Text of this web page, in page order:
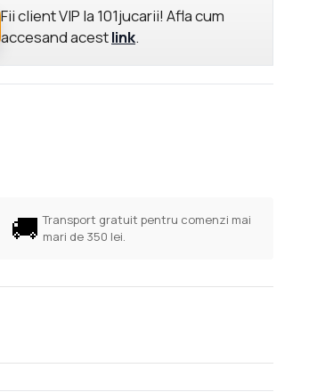
Fii client VIP la 101jucarii! Afla cum
accesand acestlink.
🚚 Transport gratuit pentru comenzi mai
mari de 350 lei.